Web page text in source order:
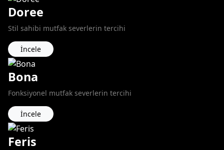
Doree
Stil sahibi mutfak severlerin tercihi
İncele
Bona
Fonksiyonel mutfak severlerin tercihi
İncele
Feris